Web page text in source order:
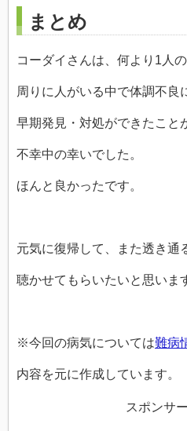
まとめ
コーダイさんは、何より1人
周りに人がいる中で体調不良
早期発見・対処ができたこと
不幸中の幸いでした。
ほんと良かったです。
元気に復帰して、また透き通
聴かせてもらいたいと思いま
※今回の病気については難病
内容を元に作成しています。
スポンサ